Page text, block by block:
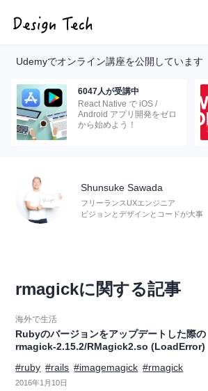
Udemyでオンライン講座を公開しています
6047人が受講中
React Native で iOS /
Android アプリ開発をゼロ
から始めよう！
rmagickに関する記事
海外で生活
Rubyのバージョンをアップデートした際の
rmagick-2.15.2/RMagick2.so (LoadError)
#ruby #rails #imagemagick #rmagick
2016年1月10日
Shunsuke Sawada
フリーランスUXエンジニア
ビジョンとデザインとコードが大事